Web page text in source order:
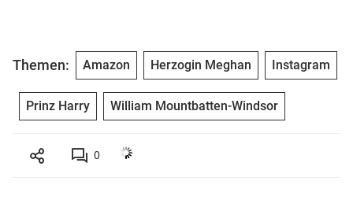
Themen: Amazon Herzogin Meghan Instagram
Prinz Harry William Mountbatten-Windsor
0